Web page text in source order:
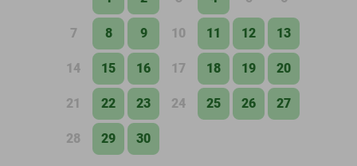
7 8 9 10 11 12 13
14 15 16 17 18 19 20
21 22 23 24 25 26 27
28 29 30